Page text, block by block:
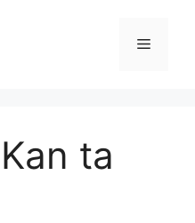
Meny
ta